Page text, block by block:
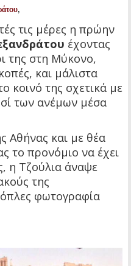
,
τις μέρες η πρώην
έχοντας
της στη Μύκονο,
και μάλιστα
κοινό της σχετικά με
των ανέμων μέσα
Αθήνας και με θέα
το προνόμιο να έχει
η Τζούλια άναψε
της
φωτογραφία